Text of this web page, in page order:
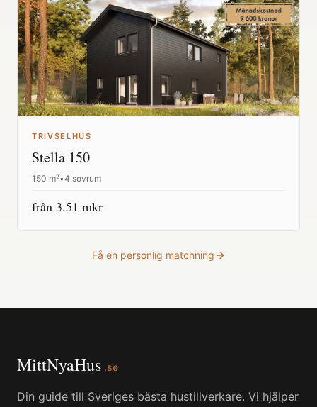
TRIVSELHUS
Stella 150
150 m²•4 sovrum
från 3.51 mkr
Få en personlig matchning
MittNyaHus .se
Din guide till Sveriges bästa hustillverkare. Vi hjälper